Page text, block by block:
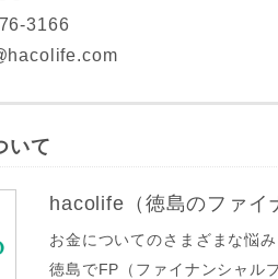
3166
いて
hacolife（徳島のファイ
お金についてのさまざまな悩み
徳島でFP（ファイナンシャル